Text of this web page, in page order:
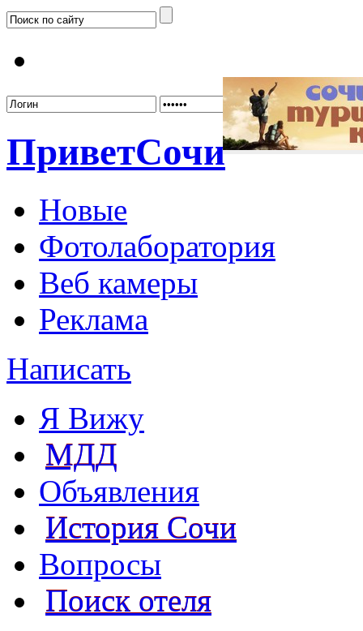
ПриветСочи
Новые
Фотолаборатория
Веб камеры
Реклама
Написать
Я Вижу
МДД
Объявления
История Сочи
Вопросы
Поиск отеля